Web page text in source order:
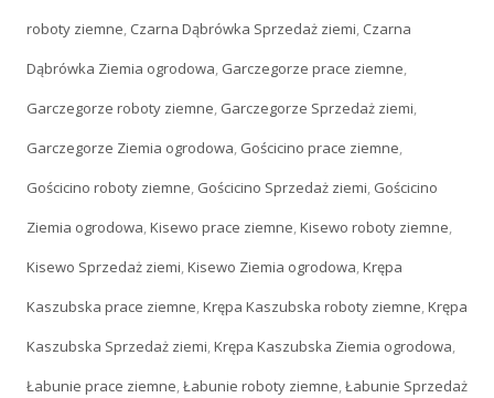
roboty ziemne, Czarna Dąbrówka Sprzedaż ziemi, Czarna
Dąbrówka Ziemia ogrodowa, Garczegorze prace ziemne,
Garczegorze roboty ziemne, Garczegorze Sprzedaż ziemi,
Garczegorze Ziemia ogrodowa, Gościcino prace ziemne,
Gościcino roboty ziemne, Gościcino Sprzedaż ziemi, Gościcino
Ziemia ogrodowa,Kisewo prace ziemne,Kisewo roboty ziemne,
Kisewo Sprzedaż ziemi,Kisewo Ziemia ogrodowa,Krępa
Kaszubska prace ziemne,Krępa Kaszubska roboty ziemne,Krępa
Kaszubska Sprzedaż ziemi,Krępa Kaszubska Ziemia ogrodowa,
Łabunie prace ziemne,Łabunie roboty ziemne,Łabunie Sprzedaż